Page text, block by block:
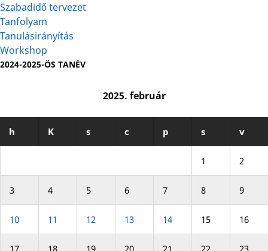
Szabadidő tervezet
Tanfolyam
Tanulásirányítás
Workshop
2024-2025-ÖS TANÉV
2025. február
h K s c p s v
1 2
3 4 5 6 7 8 9
10 11 12 13 14 15 16